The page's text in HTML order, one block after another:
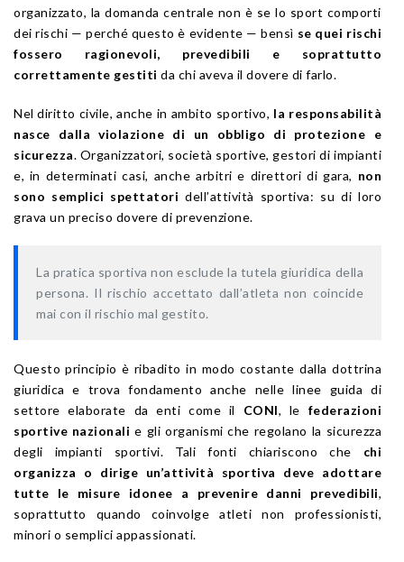
organizzato, la domanda centrale non è se lo sport comporti
dei rischi — perché questo è evidente — bensì se quei rischi
fossero ragionevoli, prevedibili e soprattutto
correttamente gestiti da chi aveva il dovere di farlo.
Nel diritto civile, anche in ambito sportivo, la responsabilità
nasce dalla violazione di un obbligo di protezione e
sicurezza. Organizzatori, società sportive, gestori di impianti
e, in determinati casi, anche arbitri e direttori di gara, non
sono semplici spettatori dell’attività sportiva: su di loro
grava un preciso dovere di prevenzione.
La pratica sportiva non esclude la tutela giuridica della
persona. Il rischio accettato dall’atleta non coincide
mai con il rischio mal gestito.
Questo principio è ribadito in modo costante dalla dottrina
giuridica e trova fondamento anche nelle linee guida di
settore elaborate da enti come il CONI, le federazioni
sportive nazionali e gli organismi che regolano la sicurezza
degli impianti sportivi. Tali fonti chiariscono che chi
organizza o dirige un’attività sportiva deve adottare
tutte le misure idonee a prevenire danni prevedibili,
soprattutto quando coinvolge atleti non professionisti,
minori o semplici appassionati.